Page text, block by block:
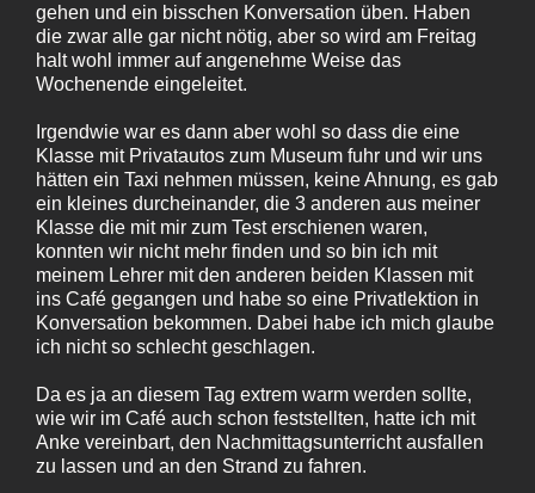
gehen und ein bisschen Konversation üben. Haben
die zwar alle gar nicht nötig, aber so wird am Freitag
halt wohl immer auf angenehme Weise das
Wochenende eingeleitet.
Irgendwie war es dann aber wohl so dass die eine
Klasse mit Privatautos zum Museum fuhr und wir uns
hätten ein Taxi nehmen müssen, keine Ahnung, es gab
ein kleines durcheinander, die 3 anderen aus meiner
Klasse die mit mir zum Test erschienen waren,
konnten wir nicht mehr finden und so bin ich mit
meinem Lehrer mit den anderen beiden Klassen mit
ins Café gegangen und habe so eine Privatlektion in
Konversation bekommen. Dabei habe ich mich glaube
ich nicht so schlecht geschlagen.
Da es ja an diesem Tag extrem warm werden sollte,
wie wir im Café auch schon feststellten, hatte ich mit
Anke vereinbart, den Nachmittagsunterricht ausfallen
zu lassen und an den Strand zu fahren.